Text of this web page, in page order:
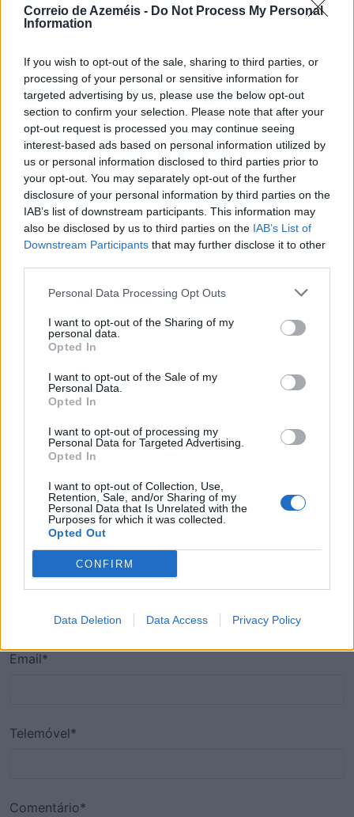
Correio de Azeméis - Do Not Process My Personal
Information
If you wish to opt-out of the sale, sharing to third parties, or
processing of your personal or sensitive information for
targeted advertising by us, please use the below opt-out
section to confirm your selection. Please note that after your
opt-out request is processed you may continue seeing
interest-based ads based on personal information utilized by
us or personal information disclosed to third parties prior to
your opt-out. You may separately opt-out of the further
disclosure of your personal information by third parties on the
IAB’s list of downstream participants. This information may
also be disclosed by us to third parties on the IAB’s List of
Downstream Participants that may further disclose it to other
Personal Data Processing Opt Outs
I want to opt-out of the Sharing of my
personal data.
Opted In
I want to opt-out of the Sale of my
Personal Data.
Opted In
I want to opt-out of processing my
Personal Data for Targeted Advertising.
Opted In
I want to opt-out of Collection, Use,
Retention, Sale, and/or Sharing of my
Personal Data that Is Unrelated with the
Purposes for which it was collected.
Opted Out
CONFIRM
Data Deletion Data Access Privacy Policy
João Rafael Silva Costa
Isabel Alexandra de Pinho Valente
Carlos Alberto da Silva Braga
José Fernando de Matos Terra
Daniela de Carvalho Nunes
Cristina Leonor Dias de Almeida
Paula Cristina de Jesus Pinto Coutinho
Partilhar nas redes sociais
Comente Aqui!
Email*
Telemóvel*
Comentário*